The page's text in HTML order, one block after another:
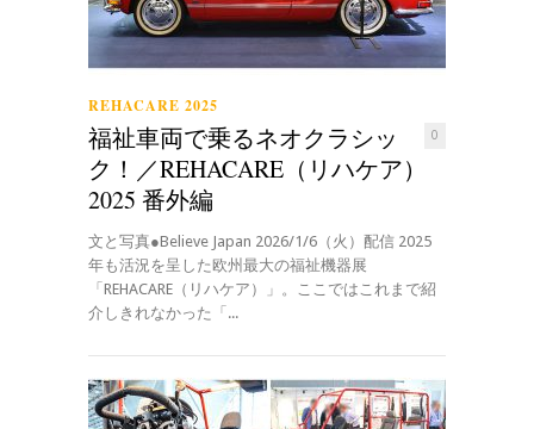
REHACARE 2025
0
福祉車両で乗るネオクラシッ
ク！／REHACARE（リハケア）
2025 番外編
文と写真●Believe Japan 2026/1/6（火）配信 2025
年も活況を呈した欧州最大の福祉機器展
「REHACARE（リハケア）」。ここではこれまで紹
介しきれなかった「...